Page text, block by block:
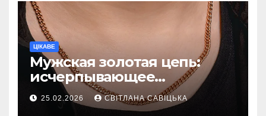
ЦІКАВЕ
Мужская золотая цепь:
исчерпывающее
руководство по выбору
статусного украшения
25.02.2026 СВІТЛАНА САВІЦЬКА